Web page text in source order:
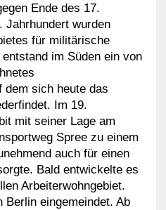
Ende des 17.
Jahrhundert wurden
für militärische
im Süden ein von
dem sich heute das
Im 19.
mit seiner Lage am
Spree zu einem
auch für einen
Bald entwickelte es
Arbeiterwohngebiet.
Berlin eingemeindet. Ab